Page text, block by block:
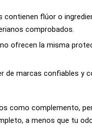
contienen flúor o
comprobados.
ofrecen la misma
de marcas confiables y
como complemento,
a menos que tu